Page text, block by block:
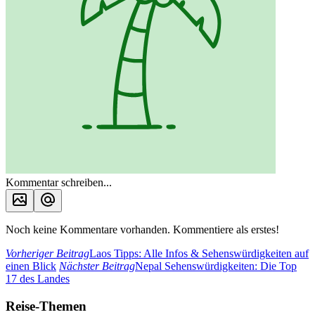
Kommentar schreiben...
Noch keine Kommentare vorhanden. Kommentiere als erstes!
Vorheriger BeitragLaos Tipps: Alle Infos & Sehenswürdigkeiten auf
einen Blick Nächster BeitragNepal Sehenswürdigkeiten: Die Top
17 des Landes
Reise-Themen